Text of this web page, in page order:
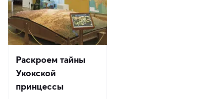
Раскроем тайны
Укокской
принцессы